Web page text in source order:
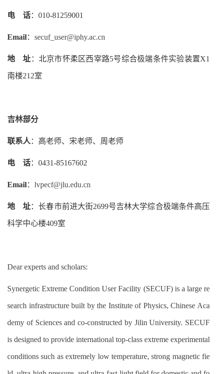
电 话：010-81259001
Email： secuf_user@iphy.ac.cn
地址 ：北京市怀柔区西宰路5号综合极端条件实验装置X1
南楼212室
吉林部分
联系人 ：高老师、宋老师、周老师
电 话：0431-85167602
Email： lvpecf@jlu.edu.cn
地址：长春市前进大街2699号吉林大学综合极端条件高压
科学中心楼409室
Dear experts and scholars:
Synergetic Extreme Condition User Facility (SECUF) is a large re
search infrastructure built by the Institute of Physics, Chinese Aca
demy of Sciences and co-constructed by Jilin University. SECUF
is designed to provide international top-class extreme experimental
conditions such as extremely low temperature, strong magnetic fie